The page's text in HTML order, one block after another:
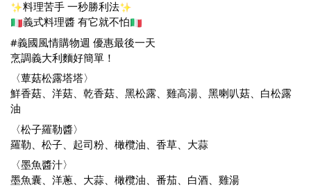
料理苦手 一秒勝利法
義式料理醬 有它就不怕
#義國風情購物週 優惠最後一天
烹調義大利麵好簡單！
〈蕈菇松露塔塔〉
鮮香菇、洋菇、乾香菇、黑松露、雞高湯、黑喇叭菇、白松露
油
〈松子羅勒醬〉
羅勒、松子、起司粉、橄欖油、香草、大蒜
〈墨魚醬汁〉
墨魚囊、洋蔥、大蒜、橄欖油、番茄、白酒、雞湯